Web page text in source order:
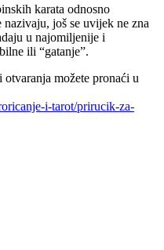
karata odnosno
nazivaju, još se uvijek ne zna
u najomiljenije i
ili “gatanje”.
otvaranja možete pronaći u
i-tarot/prirucik-za-